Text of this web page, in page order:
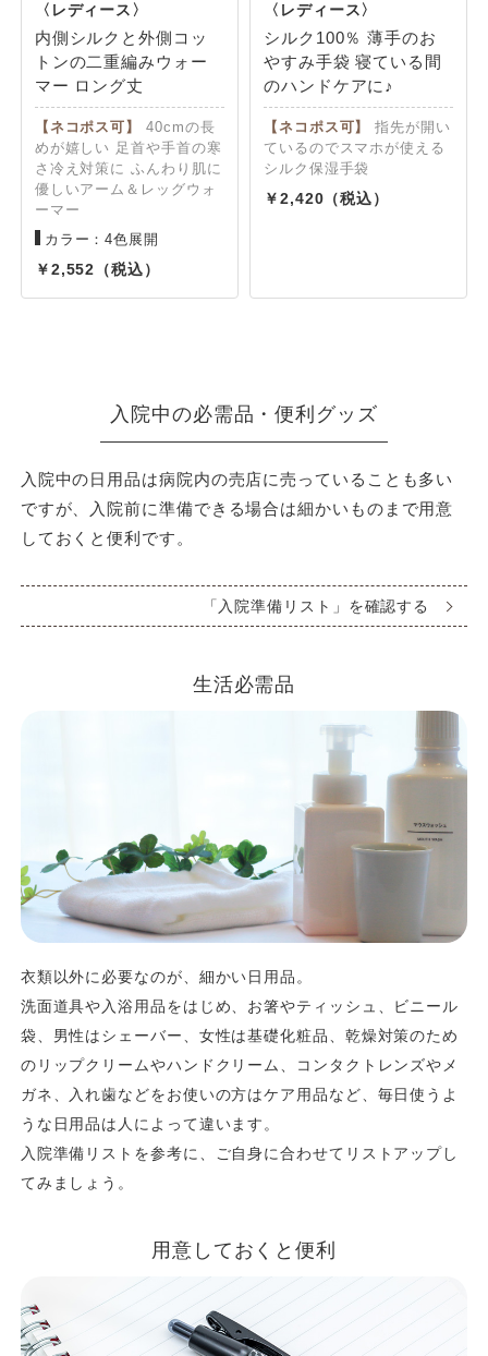
内側シルクと外側コッ
トンの二重編みウォー
マー ロング丈
【ネコポス可】 40cmの長
めが嬉しい 足首や手首の寒
さ冷え対策に ふんわり肌に
優しいアーム＆レッグウォ
ーマー
カラー：4色展開
2,552
シルク100％ 薄手のお
やすみ手袋 寝ている間
のハンドケアに♪
【ネコポス可】指先が開い
ているのでスマホが使える
シルク保湿手袋
2,420
入院中の必需品・便利グッズ
入院中の日用品は病院内の売店に売っていることも多い
ですが、入院前に準備できる場合は細かいものまで用意
しておくと便利です。
「入院準備リスト」を確認する
生活必需品
衣類以外に必要なのが、細かい日用品。
洗面道具や入浴用品をはじめ、お箸やティッシュ、ビニール
袋、男性はシェーバー、女性は基礎化粧品、乾燥対策のため
のリップクリームやハンドクリーム、コンタクトレンズやメ
ガネ、入れ歯などをお使いの方はケア用品など、毎日使うよ
うな日用品は人によって違います。
入院準備リストを参考に、ご自身に合わせてリストアップし
てみましょう。
用意しておくと便利